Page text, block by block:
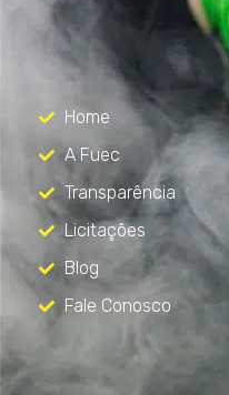
Menu
Home
A Fuec
Transparência
Licitações
Blog
Fale Conosco